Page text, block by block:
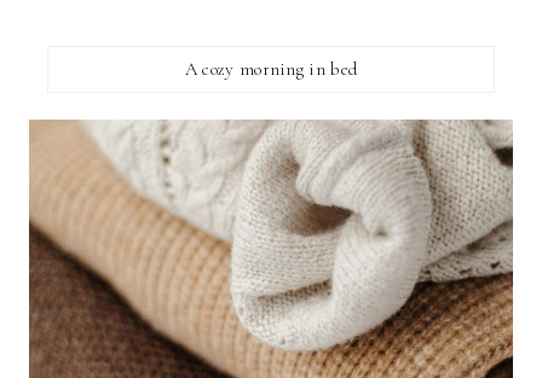
A cozy morning in bed